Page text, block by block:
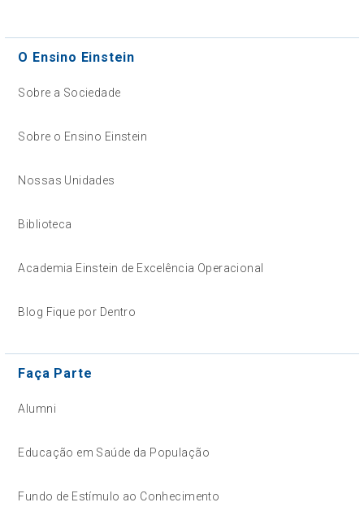
O Ensino Einstein
Sobre a Sociedade
Sobre o Ensino Einstein
Nossas Unidades
Biblioteca
Academia Einstein de Excelência Operacional
Blog Fique por Dentro
Faça Parte
Alumni
Educação em Saúde da População
Fundo de Estímulo ao Conhecimento